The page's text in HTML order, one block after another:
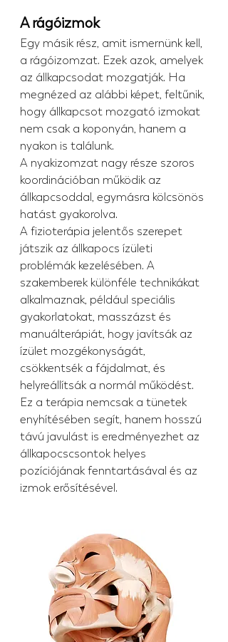
A rágóizmok
Egy másik rész, amit ismernünk kell,
a rágóizomzat. Ezek azok, amelyek
az állkapcsodat mozgatják. Ha
megnézed az alábbi képet, feltűnik,
hogy állkapcsot mozgató izmokat
nem csak a koponyán, hanem a
nyakon is találunk.
A nyakizomzat nagy része szoros
koordinációban működik az
állkapcsoddal, egymásra kölcsönös
hatást gyakorolva.
A fizioterápia jelentős szerepet
játszik az állkapocs ízületi
problémák kezelésében. A
szakemberek különféle technikákat
alkalmaznak, például speciális
gyakorlatokat, masszázst és
manuálterápiát, hogy javítsák az
ízület mozgékonyságát,
csökkentsék a fájdalmat, és
helyreállítsák a normál működést.
Ez a terápia nemcsak a tünetek
enyhítésében segít, hanem hosszú
távú javulást is eredményezhet az
állkapocscsontok helyes
pozíciójának fenntartásával és az
izmok erősítésével.